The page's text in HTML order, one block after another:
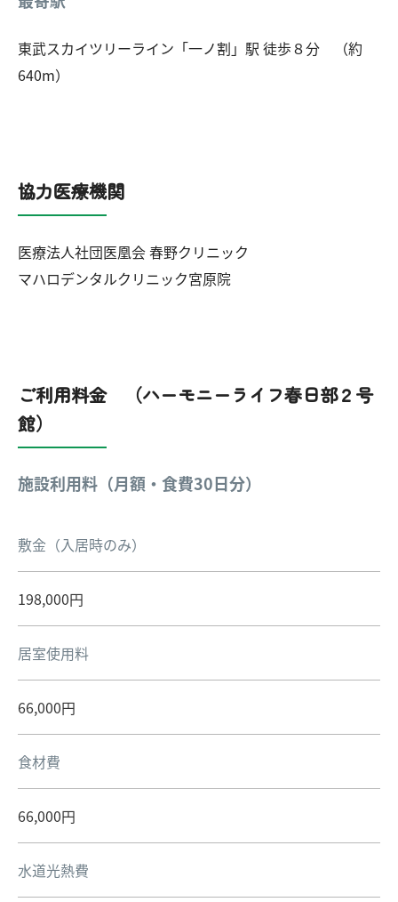
東武スカイツリーライン「一ノ割」駅 徒歩８分 （約
640m）
協力医療機関
医療法人社団医凰会 春野クリニック
マハロデンタルクリニック宮原院
ご利用料金 （ハーモニーライフ春日部２号
館）
施設利用料（月額・食費30日分）
敷金（入居時のみ）
198,000円
居室使用料
66,000円
食材費
66,000円
水道光熱費